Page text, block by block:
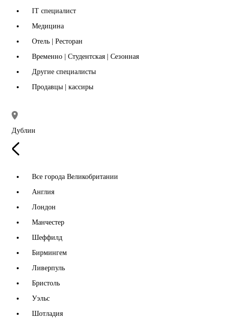
IT специалист
Медицина
Отель | Ресторан
Временно | Студентская | Сезонная
Другие специалисты
Продавцы | кассиры
Дублин
Все города Великобритании
Англия
Лондон
Манчестер
Шеффилд
Бирмингем
Ливерпуль
Бристоль
Уэльс
Шотладия